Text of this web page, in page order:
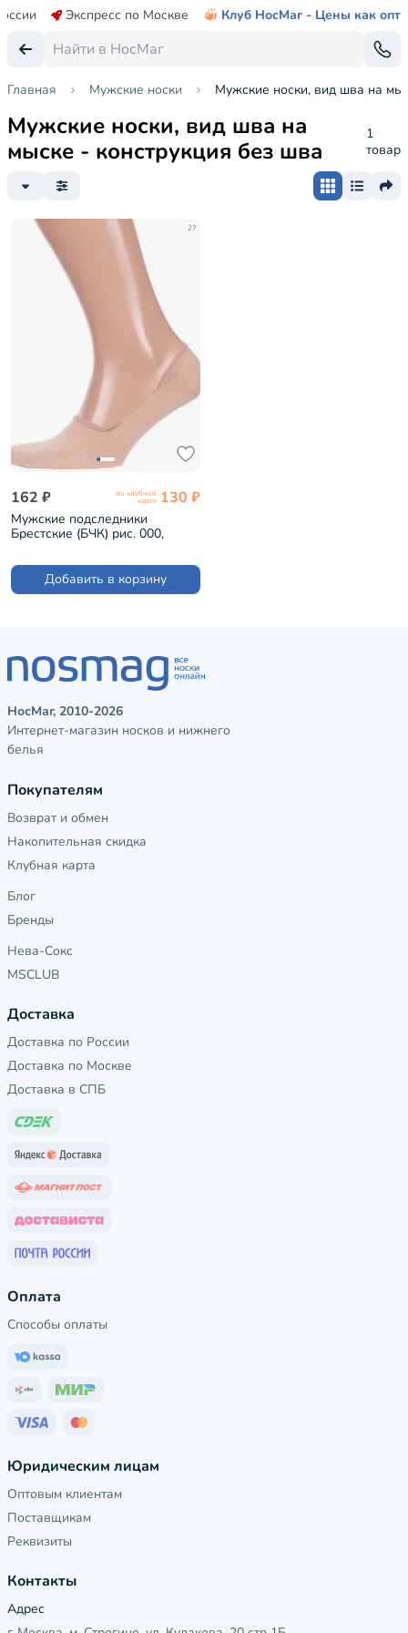
Экспресс по Москве Клуб НосМаг - Цены как опт
Главная Мужские носки Мужские носки, вид шва на
Мужские носки, вид шва на
мыске - конструкция без шва
1
товар
27
162 ₽ по клубной
карте 130 ₽
Мужские подследники
Брестские (БЧК) рис. 000,
Добавить в корзину
НосМаг, 2010-2026
Интернет-магазин носков и нижнего
белья
Покупателям
Возврат и обмен
Накопительная скидка
Клубная карта
Блог
Бренды
Нева-Сокс
MSCLUB
Доставка
Доставка по России
Доставка по Москве
Доставка в СПБ
Оплата
Способы оплаты
Юридическим лицам
Оптовым клиентам
Поставщикам
Реквизиты
Контакты
Адрес